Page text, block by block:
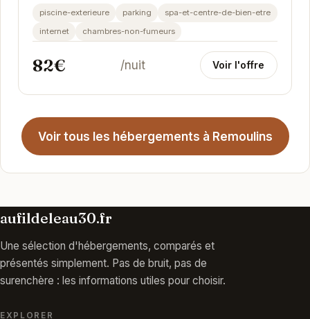
Situé à proximité du célèbre Pont du Gard,...
piscine-exterieure parking
spa-et-centre-de-bien-etre
internet
chambres-non-fumeurs
82€ /nuit Voir l'offre
Voir tous les hébergements à Remoulins
aufildeleau30.fr
Une sélection d'hébergements, comparés et
présentés simplement. Pas de bruit, pas de
surenchère : les informations utiles pour choisir.
EXPLORER